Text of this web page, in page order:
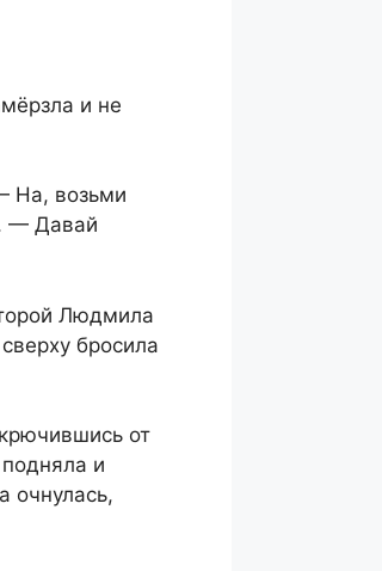
и не
На, возьми
— Давай
Людмила
бросила
от
и
очнулась,